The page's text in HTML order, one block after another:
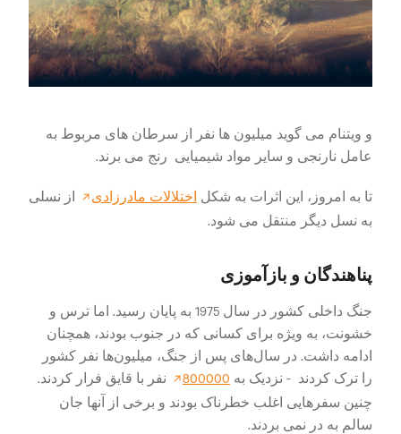
و ویتنام می گوید میلیون ها نفر از سرطان های مربوط به
عامل نارنجی و سایر مواد شیمیایی رنج می برند.
تا به امروز، این اثرات به شکل اختلالات مادرزادی
از نسلی
به نسل دیگر منتقل می شود.
پناهندگان و بازآموزی
جنگ داخلی کشور در سال 1975 به پایان رسید. اما ترس و
خشونت، به ویژه برای کسانی که در جنوب بودند، همچنان
ادامه داشت. در سال‌های پس از جنگ، میلیون‌ها نفر کشور
را ترک کردند - نزدیک به 800000
نفر با قایق فرار کردند.
چنین سفرهایی اغلب خطرناک بودند و برخی از آنها جان
سالم به در نمی بردند.